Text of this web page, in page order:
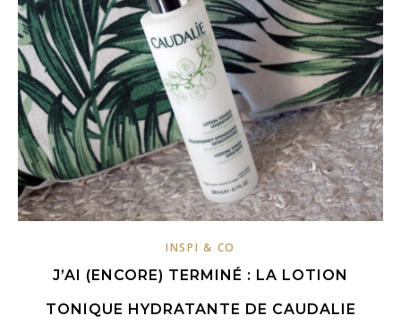
INSPI & CO
J’AI (ENCORE) TERMINÉ : LA LOTION
TONIQUE HYDRATANTE DE CAUDALIE